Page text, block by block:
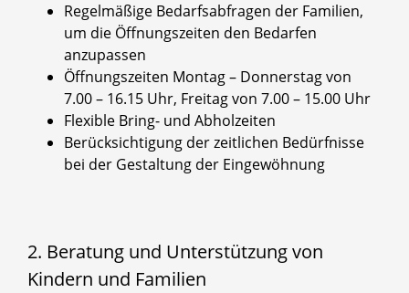
Regelmäßige Bedarfsabfragen der Familien,
um die Öffnungszeiten den Bedarfen
anzupassen
Öffnungszeiten Montag – Donnerstag von
7.00 – 16.15 Uhr, Freitag von 7.00 – 15.00 Uhr
Flexible Bring- und Abholzeiten
Berücksichtigung der zeitlichen Bedürfnisse
bei der Gestaltung der Eingewöhnung
2. Beratung und Unterstützung von
Kindern und Familien